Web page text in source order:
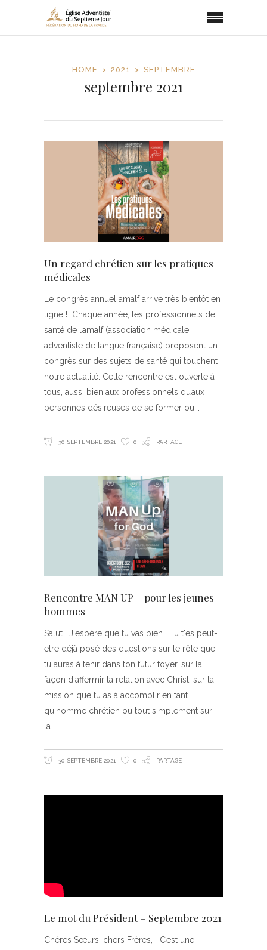
HOME 2021 SEPTEMBRE
septembre 2021
Un regard chrétien sur les pratiques
médicales
Le congrès annuel amalf arrive très bientôt en
ligne ! Chaque année, les professionnels de
santé de l’amalf (association médicale
adventiste de langue française) proposent un
congrès sur des sujets de santé qui touchent
notre actualité. Cette rencontre est ouverte à
tous, aussi bien aux professionnels qu’aux
personnes désireuses de se former ou
30 SEPTEMBRE 2021 0 PARTAGE
Rencontre MAN UP – pour les jeunes
hommes
Salut ! J'espère que tu vas bien ! Tu t'es peut-
etre déjà posé des questions sur le rôle que
tu auras à tenir dans ton futur foyer, sur la
façon d'affermir ta relation avec Christ, sur la
mission que tu as à accomplir en tant
qu'homme chrétien ou tout simplement sur
la
30 SEPTEMBRE 2021 0 PARTAGE
Le mot du Président – Septembre 2021
Chères Sœurs, chers Frères, C’est une